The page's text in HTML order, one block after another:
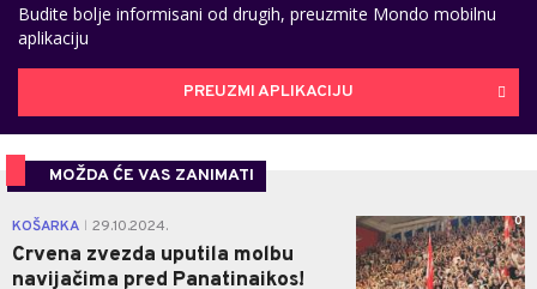
Budite bolje informisani od drugih, preuzmite Mondo mobilnu
aplikaciju
PREUZMI APLIKACIJU
MOŽDA ĆE VAS ZANIMATI
KOŠARKA 29.10.2024.
Crvena zvezda uputila molbu
navijačima pred Panatinaikos!
0